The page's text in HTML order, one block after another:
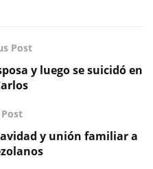
Post
y luego se suicidó en
y unión familiar a